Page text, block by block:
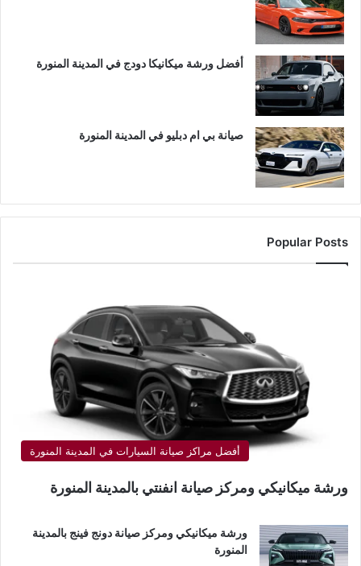
أفضل ورشة ميكانيكا دودج في المدينة المنورة
صيانة بي ام دبليو في المدينة المنورة
Popular Posts
أفضل مراكز صيانة السيارات في المدينة المنورة
ورشة ميكانيكي ومركز صيانة انفنتي بالمدينة المنورة
ورشة ميكانيكي ومركز صيانة دونج فينج بالمدينة
المنورة